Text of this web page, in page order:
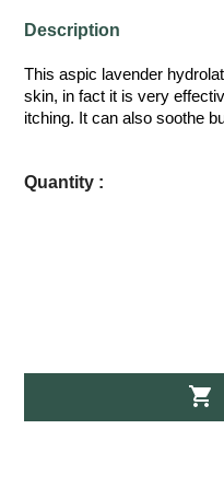
Description
This aspic lavender
skin, in fact it is very
itching. It can also soothe
Quantity :
